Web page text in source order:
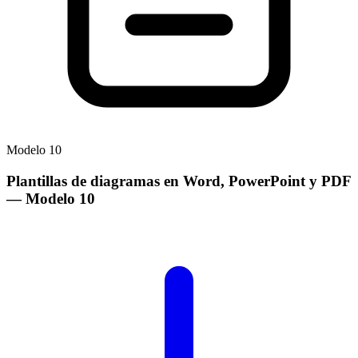
Modelo 10
Plantillas de diagramas en Word, PowerPoint y PDF
— Modelo 10